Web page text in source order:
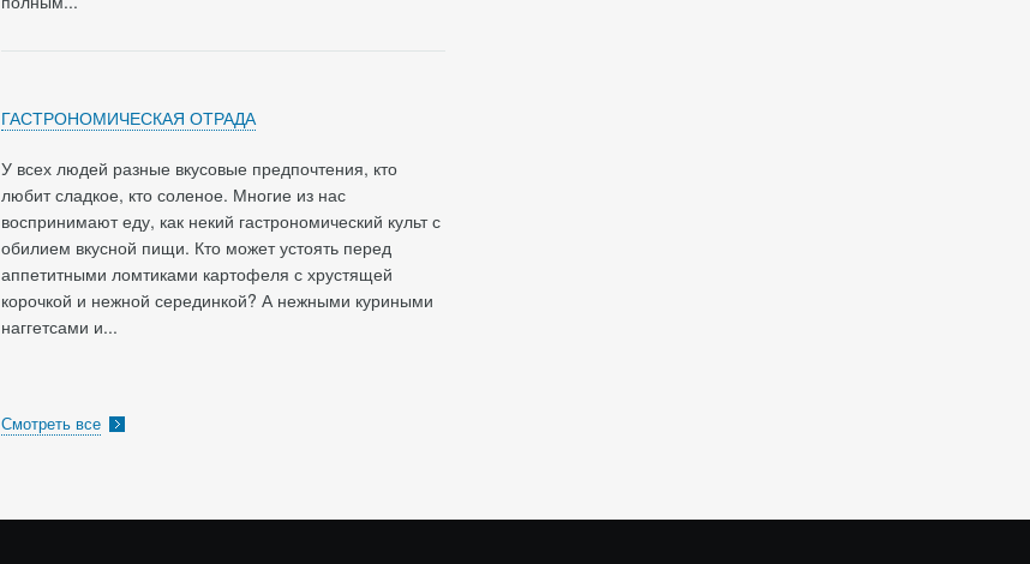
ГАСТРОНОМИЧЕСКАЯ ОТРАДА
У всех людей разные вкусовые предпочтения, кто
любит сладкое, кто соленое. Многие из нас
воспринимают еду, как некий гастрономический культ с
обилием вкусной пищи. Кто может устоять перед
аппетитными ломтиками картофеля с хрустящей
корочкой и нежной серединкой? А нежными куриными
наггетсами и...
Смотреть все